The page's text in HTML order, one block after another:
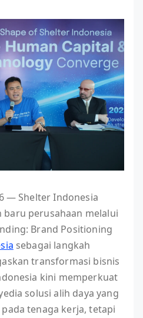
— Shelter Indonesia
perusahaan melalui
Brand Positioning
sebagai langkah
transformasi bisnis
kini memperkuat
solusi alih daya yang
tenaga kerja, tetapi